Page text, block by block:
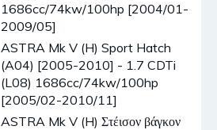
1686cc/74kw/100hp [2004/01-
2009/05]
ASTRA Mk V (H) Sport Hatch
(A04) [2005-2010] - 1.7 CDTi
(L08) 1686cc/74kw/100hp
[2005/02-2010/11]
ASTRA Mk V (H) Στέισον βάγκον